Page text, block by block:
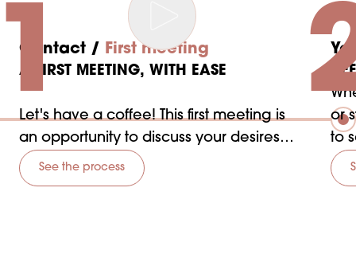
Contact / First meeting
A FIRST MEETING, WITH EASE
Let's have a coffee! This first meeting is
an opportunity to discuss your desires
and your vision in complete
transparency.
See the process
or
to